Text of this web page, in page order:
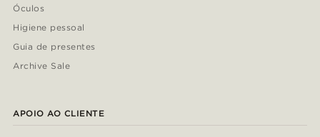
Óculos
Higiene pessoal
Guia de presentes
Archive Sale
APOIO AO CLIENTE